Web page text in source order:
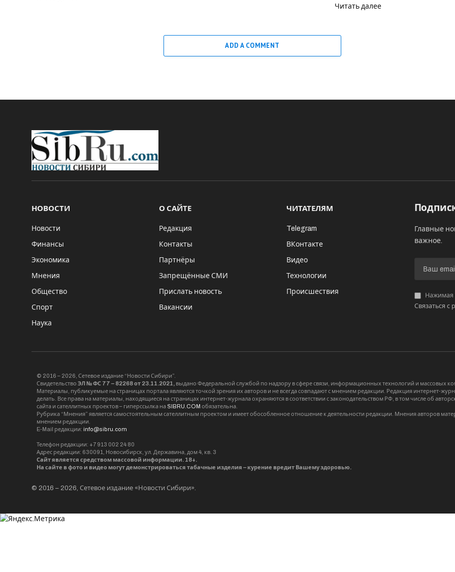
Читать далее
ADD A COMMENT
НОВОСТИ
Новости
Финансы
Экономика
Мнения
Общество
Спорт
Наука
О САЙТЕ
Редакция
Контакты
Партнёры
Запрещённые СМИ
Прислать новость
Вакансии
ЧИТАТЕЛЯМ
Telegram
ВКонтакте
Видео
Технологии
Происшествия
Главные
важное.
Нажимая
Связаться с
© 2016 – 2026, Сетевое издание “Новости Сибири”.
Свидетельство ЭЛ № ФС 77 – 82268 от 23.11.2021, выдано Федеральной службой по надзору в сфере связи, информационных технологий и массовых
Материалы, публикуемые на страницах портала являются точкой зрения их авторов и не всегда совпадают с мнением редакции. Редакция интернет-
делать. Все права на материалы, находящиеся на страницах интернет-журнала охраняются в соответствии с законодательством РФ, в том числе об
сайта и сателлитных проектов – гиперссылка на SIBRU.COM обязательна.
Рубрика “Мнения” является самостоятельным сателлитным проектом и имеет обособленное отношение к деятельности редакции. Мнения авторов
мнением редакции.
E-Mail редакции: info@sibru.com
Телефон редакции: +7 913 002 24 80
Адрес редакции: 630091, Новосибирск, ул. Державина, дом 4, кв. 3
Сайт является средством массовой информации. 18+.
На сайте в фото и видео могут демонстрироваться табачные изделия – курение вредит Вашему здоровью.
© 2016 – 2026, Сетевое издание «Новости Сибири».